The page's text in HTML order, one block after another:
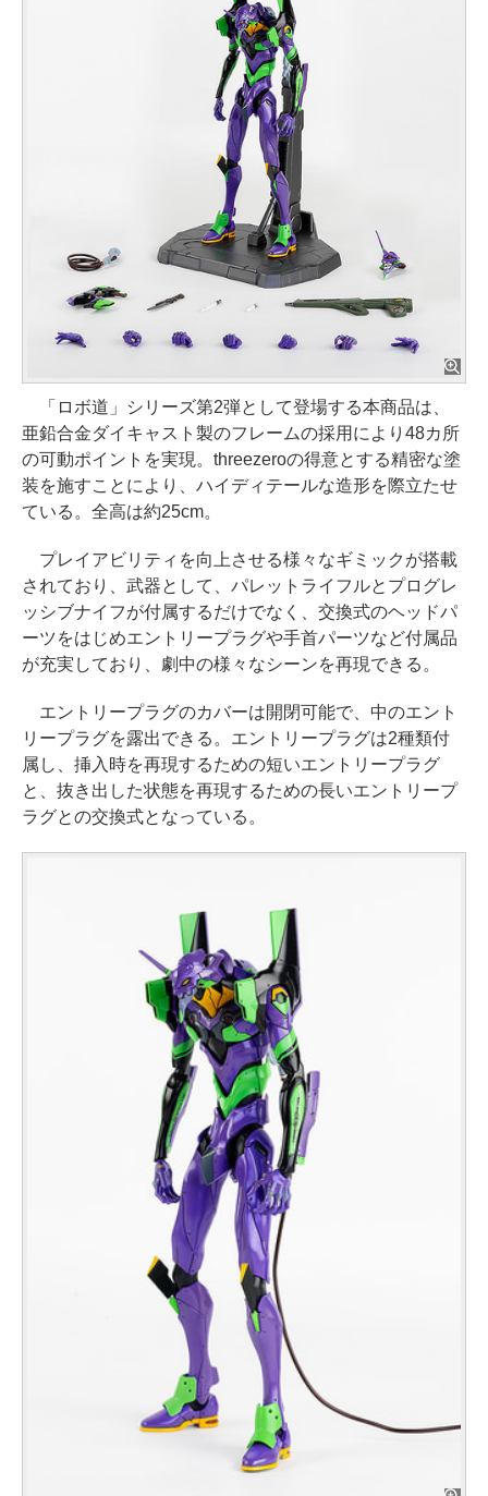
「ロボ道」シリーズ第2弾として登場する本商品は、
亜鉛合金ダイキャスト製のフレームの採用により48カ所
の可動ポイントを実現。threezeroの得意とする精密な塗
装を施すことにより、ハイディテールな造形を際立たせ
ている。全高は約25cm。
プレイアビリティを向上させる様々なギミックが搭載
されており、武器として、パレットライフルとプログレ
ッシブナイフが付属するだけでなく、交換式のヘッドパ
ーツをはじめエントリープラグや手首パーツなど付属品
が充実しており、劇中の様々なシーンを再現できる。
エントリープラグのカバーは開閉可能で、中のエント
リープラグを露出できる。エントリープラグは2種類付
属し、挿入時を再現するための短いエントリープラグ
と、抜き出した状態を再現するための長いエントリープ
ラグとの交換式となっている。